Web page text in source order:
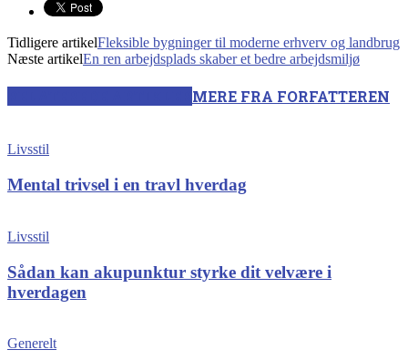
Tidligere artikelFleksible bygninger til moderne erhverv og landbrug
Næste artikelEn ren arbejdsplads skaber et bedre arbejdsmiljø
MERE FRA FORFATTEREN
Livsstil
Mental trivsel i en travl hverdag
Livsstil
Sådan kan akupunktur styrke dit velvære i
hverdagen
Generelt